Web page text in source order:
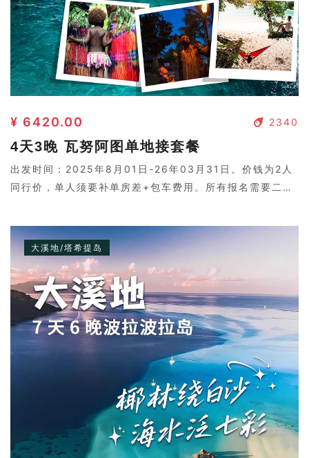
2340
¥ 6420.00
4天3晚 瓦努阿图单地接套餐
出发时间：2025年8月01日-26年03月31日。价钱为2人
同行价，单人须要补单房差+包车费用。所有报名需要二次
大溪地/塔希提岛